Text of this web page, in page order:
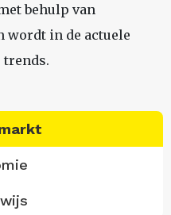
behulp van
wordt in de actuele
trends.